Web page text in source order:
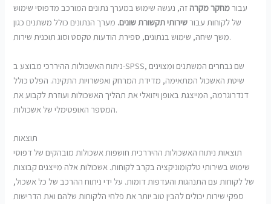
עבורמחקר מקרה זה, נעשה שימוש במערך נתונים המורכב מדפוסי שימוש
של לקוחות עבורשירותי תקשורת שונים. מערך הנתונים כולל משתנים כגון
משך שיחה, שימוש בנתונים, ספירת הודעות טקסט וסוג תוכנית שירות.
ניתוח האשכולות ההיררכי מבוצע ב-SPSS, שם נבחרים המשתנים ומצוינים
שיטת האשכול המתאימה, מדידת המרחק ואפשרויות התקינה. הפלט כולל
דנדרוגרמה, המייצגת באופן ויזואלי את תהליך האשכולות ועוזרת לקבוע את
המספר האופטימלי של אשכולות.
תוצאות
תוצאות ניתוח האשכולות ההיררכית חושפות אשכולות מובהקים של דפוסי
שימוש בשירותי טלקומוניקציה בקרב לקוחות. אשכולות אלה מייצגים קבוצות
של לקוחות עם התנהגות והעדפות דומות. על ידי ניתוח ההרכב של כל אשכול,
ספקי שירות יכולים להבין טוב יותר את פלחי הלקוחות שלהם ואת הדרישות